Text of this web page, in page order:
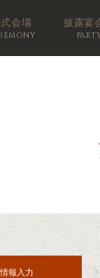
会場 披露宴
報入力